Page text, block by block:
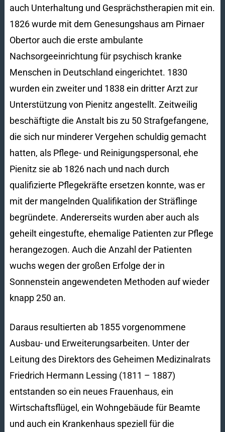
auch Unterhaltung und Gesprächstherapien mit ein.
1826 wurde mit dem Genesungshaus am Pirnaer
Obertor auch die erste ambulante
Nachsorgeeinrichtung für psychisch kranke
Menschen in Deutschland eingerichtet. 1830
wurden ein zweiter und 1838 ein dritter Arzt zur
Unterstützung von Pienitz angestellt. Zeitweilig
beschäftigte die Anstalt bis zu 50 Strafgefangene,
die sich nur minderer Vergehen schuldig gemacht
hatten, als Pflege- und Reinigungspersonal, ehe
Pienitz sie ab 1826 nach und nach durch
qualifizierte Pflegekräfte ersetzen konnte, was er
mit der mangelnden Qualifikation der Sträflinge
begründete. Andererseits wurden aber auch als
geheilt eingestufte, ehemalige Patienten zur Pflege
herangezogen. Auch die Anzahl der Patienten
wuchs wegen der großen Erfolge der in
Sonnenstein angewendeten Methoden auf wieder
knapp 250 an.
Daraus resultierten ab 1855 vorgenommene
Ausbau- und Erweiterungsarbeiten. Unter der
Leitung des Direktors des Geheimen Medizinalrats
Friedrich Hermann Lessing (1811 – 1887)
entstanden so ein neues Frauenhaus, ein
Wirtschaftsflügel, ein Wohngebäude für Beamte
und auch ein Krankenhaus speziell für die